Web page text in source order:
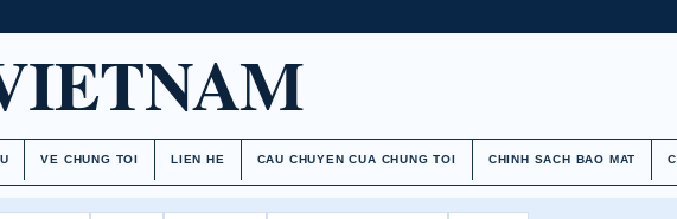
VE CHUNG TOI LIEN HE CAU CHUYEN CUA CHUNG TOI CHINH SACH BAO MAT